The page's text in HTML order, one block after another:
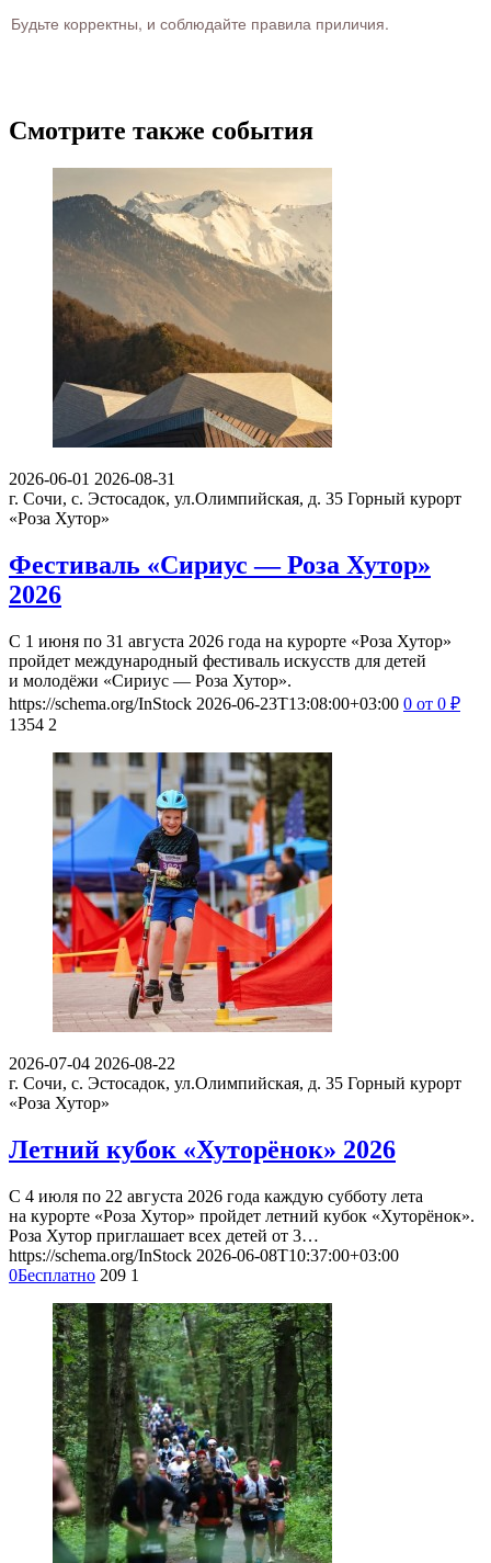
Будьте корректны, и соблюдайте правила приличия.
Смотрите также события
2026-06-01 2026-08-31
г. Сочи, с. Эстосадок, ул.Олимпийская, д. 35 Горный курорт
«Роза Хутор»
Фестиваль «Сириус — Роза Хутор»
2026
С 1 июня по 31 августа 2026 года на курорте «Роза Хутор»
пройдет международный фестиваль искусств для детей
и молодёжи «Сириус — Роза Хутор».
https://schema.org/InStock 2026-06-23T13:08:00+03:00 0 от 0 ₽
1354 2
2026-07-04 2026-08-22
г. Сочи, с. Эстосадок, ул.Олимпийская, д. 35 Горный курорт
«Роза Хутор»
Летний кубок «Хуторёнок» 2026
С 4 июля по 22 августа 2026 года каждую субботу лета
на курорте «Роза Хутор» пройдет летний кубок «Хуторёнок».
Роза Хутор приглашает всех детей от 3…
https://schema.org/InStock 2026-06-08T10:37:00+03:00
0Бесплатно 209 1